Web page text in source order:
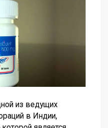
из ведущих
в Индии,